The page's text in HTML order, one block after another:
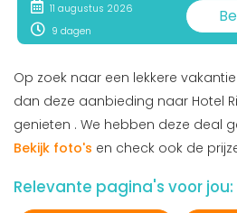
11 augustus 2026
9 dagen
Op zoek naar een lekkere
dan deze aanbieding naar Hotel
genieten . We hebben deze deal
Bekijk foto's en check ook de
Relevante pagina's voor jou: